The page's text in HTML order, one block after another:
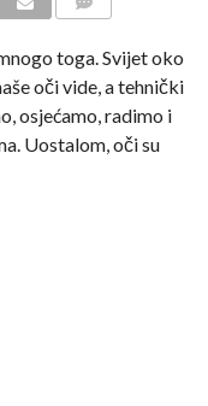
toga. Svijet oko
oči vide, a tehnički
osjećamo, radimo i
Uostalom, oči su